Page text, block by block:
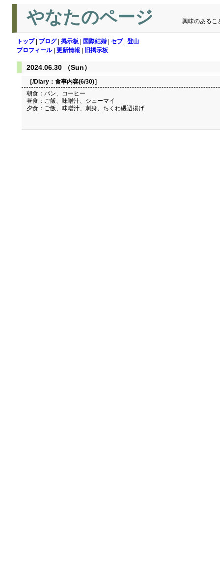
やなたのページ 興味のあるこ
トップ| ブログ| 掲示板 国際結婚 セブ| 登山
プロフィール| 更新情報 旧掲示板
2024.06.30 （Sun）
［/Diary： 食事内容(6/30)］
朝食：パン、コーヒー
昼食：ご飯、味噌汁、シューマイ
夕食：ご飯、味噌汁、刺身、ちくわ磯辺揚げ